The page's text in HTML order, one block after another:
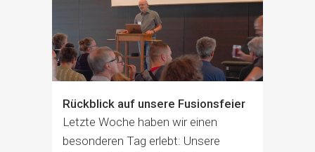
Rückblick auf unsere Fusionsfeier
Letzte Woche haben wir einen
besonderen Tag erlebt: Unsere